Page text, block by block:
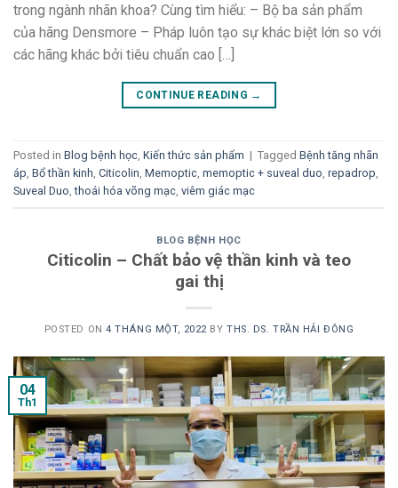
trong ngành nhãn khoa? Cùng tìm hiểu: – Bộ ba sản phẩm
của hãng Densmore – Pháp luôn tạo sự khác biệt lớn so với
các hãng khác bởi tiêu chuẩn cao […]
CONTINUE READING →
Posted in Blog bệnh học, Kiến thức sản phẩm | Tagged Bệnh tăng nhãn
áp, Bổ thần kinh, Citicolin, Memoptic, memoptic + suveal duo, repadrop,
Suveal Duo,thoái hóa võng mạc, viêm giác mạc
BLOG BỆNH HỌC
Citicolin – Chất bảo vệ thần kinh và teo
gai thị
POSTED ON4 THÁNG MỘT, 2022BYTHS. DS. TRẦN HẢI ĐÔNG
04
Th1